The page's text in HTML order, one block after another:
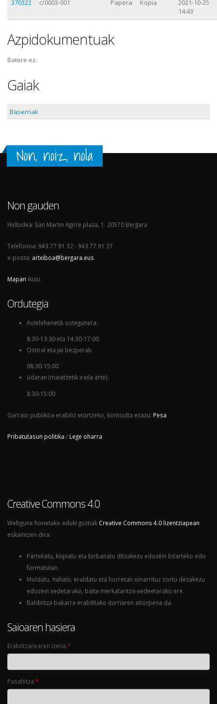
370322
c/0003-001 Papera Kopia
2021-10-25
14:43
Azpidokumentuak
Batere ez.
Gaiak
Baserriak
Non, noiz, nola
Non gauden
Helbidea: San Martin Agirre plaza, 1. 20570 Bergara
Telefonoa: 943 77 91 32 - 943 77 91 27
e-posta: artxiboa@bergara.eus
Mapan ikusi
Ordutegia
Astelehenetik ostegunera:
8:30-13:30 eta 14:30-17:00
Ostiral eta jai bezperak:
08:30-15:00
Udaran (maiatzetik iraila arte):
8:30-15:00
Garraio publikoa erabiliz etortzeko, kontsulta ezazu: Pesa
Pribatutasun politika / Lege oharra
Creative Commons 4.0
Webgune honetako eduki guztiak Creative Commons 4.0 lizentziapean
eskaintzen dira:
Partekatu, kopiatu eta birbanatu ditzakezu edozein bitarteko edo
formatutan.
Moldatu, nahasi, eraldatu eta horretan oinarrituz sortu dezakezu
edozein xedetarako, baita merkataritza-xedeetarako ere.
Baldintza bakarra erabilitako iturriaren aitorpena da.
Saioaren hasiera
Erabiltzailearen izena *
Pasahitza *